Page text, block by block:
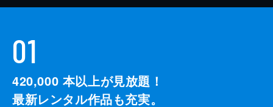
01
420,000 本以上が見放題！
最新レンタル作品も充実。